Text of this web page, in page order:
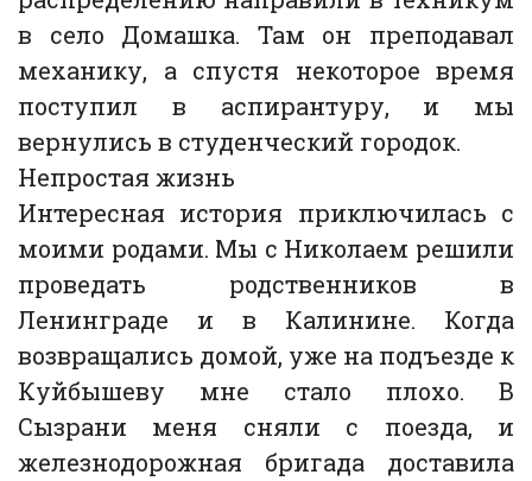
в село Домашка. Там он преподавал
механику, а спустя некоторое время
поступил в аспирантуру, и мы
вернулись в студенческий городок.
Непростая жизнь
Интересная история приключилась с
моими родами. Мы с Николаем решили
проведать родственников в
Ленинграде и в Калинине. Когда
возвращались домой, уже на подъезде к
Куйбышеву мне стало плохо. В
Сызрани меня сняли с поезда, и
железнодорожная бригада доставила